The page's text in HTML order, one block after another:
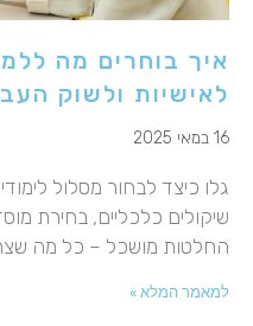
איך בוחרים מה
לאישיות ולשוק
16 במאי 2025
גלו כיצד לבחור מסלול
שיקולים כלכליים, בחירת
החלטות מושכל – כל מה
למאמר המלא »